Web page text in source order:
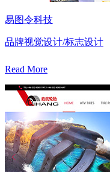
易图令科技
品牌视觉设计/标志设计
Read More